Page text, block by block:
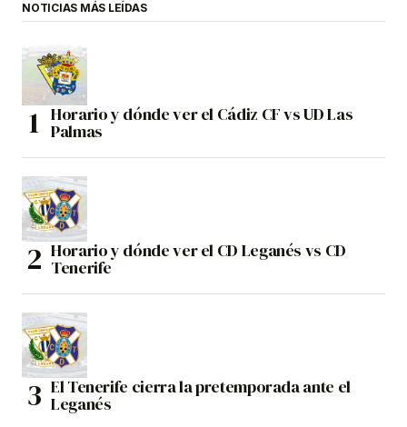
NOTICIAS MÁS LEÍDAS
Horario y dónde ver el Cádiz CF vs UD Las
Palmas
Horario y dónde ver el CD Leganés vs CD
Tenerife
El Tenerife cierra la pretemporada ante el
Leganés